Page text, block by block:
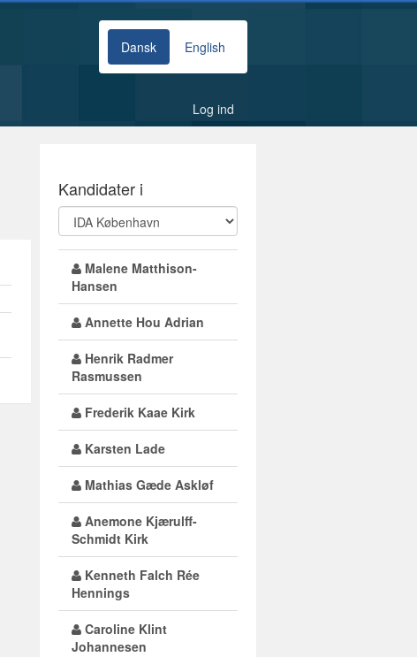
Dansk English
Log ind
Kandidater i
Malene Matthison-
Hansen
Annette Hou Adrian
Henrik Radmer
Rasmussen
Frederik Kaae Kirk
Karsten Lade
Mathias Gæde Askløf
Anemone Kjærulff-
Schmidt Kirk
Kenneth Falch Rée
Hennings
Caroline Klint
Johannesen